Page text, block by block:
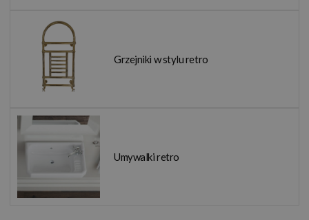
Grzejniki w stylu retro
Umywalki retro